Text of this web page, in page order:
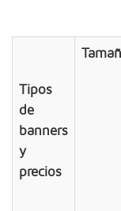
Tipos
de
banners
y
precios